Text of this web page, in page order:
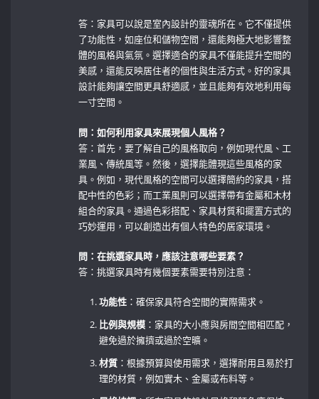
答：家具可以說是室內設計的靈魂所在。它不僅提供
了功能性，如座位和儲物空間，還能夠極大地影響整
體的風格與氣氛。選擇適合的家具不僅能提升空間的
美感，還能反映居住者的個性與生活方式。好的家具
設計能夠讓空間更具舒適感，並且能夠有效地利用每
一寸空間。
問：如何利用家具來展現個人風格？
答：首先，要了解自己的風格取向，例如現代風、工
業風、傳統風等。然後，選擇能體現這些風格的家
具。例如，現代風格的空間可以選擇簡約的家具，搭
配中性的色彩；而工業風則可以選擇帶有金屬和木材
組合的家具。通過色彩搭配、家具材質和擺置方式的
巧妙運用，可以創造出有個人特色的居家環境。
問：在挑選家具時，應該注意哪些要素？
答：挑選家具時有幾個要素需要特別注意：
功能性 ：確保家具符合空間的實際需求。
比例與規模 ：家具的大小應與房間空間相匹配，
避免過於擁擠或過於空曠。
材質 ：根據預算與使用需求，選擇耐用且易於打
理的材質，例如實木、金屬或布料等。 ⁣